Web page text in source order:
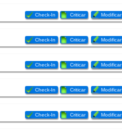
Check-In Criticar Modificar
Check-In Criticar Modificar
Check-In Criticar Modificar
Check-In Criticar Modificar
Check-In Criticar Modificar